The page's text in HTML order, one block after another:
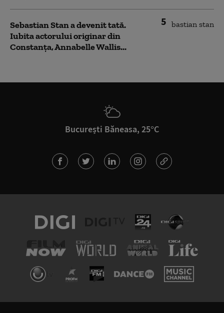
5
Sebastian Stan a devenit tată.
Iubita actorului originar din
Constanța, Annabelle Wallis...
București Băneasa, 25°C